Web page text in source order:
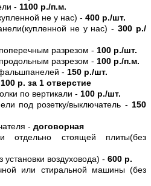
- 1100 р./п.м.
не у нас) - 400 р./шт.
не у нас) -300 р./
разрезом - 100 р./шт.
разрезом - 100 р./п.м.
- 150 р./шт.
100 р. за 1 отверстие
по вертикали - 100 р./шт.
под розетку/выключатель - 150
- договорная
отдельно стоящей плиты(без
установки воздуховода) - 600 р.
или стиральной машины (без